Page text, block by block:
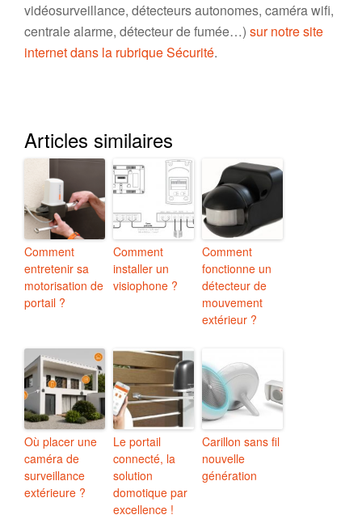
vidéosurveillance, détecteurs autonomes, caméra wifi,
centrale alarme, détecteur de fumée…) sur notre site
internet dans la rubrique Sécurité.
Articles similaires
Comment
entretenir sa
motorisation de
portail ?
Comment
installer un
visiophone ?
Comment
fonctionne un
détecteur de
mouvement
extérieur ?
Où placer une
caméra de
surveillance
extérieure ?
Le portail
connecté, la
solution
domotique par
excellence !
Carillon sans fil
nouvelle
génération